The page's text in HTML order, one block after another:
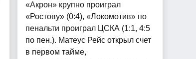
«Акрон» крупно проиграл
«Ростову» (0:4), «Локомотив» по
пенальти проиграл ЦСКА (1:1, 4:5
по пен.). Матеус Рейс открыл счет
в первом тайме,